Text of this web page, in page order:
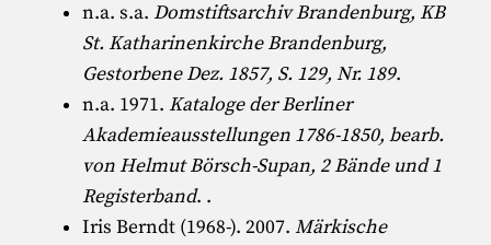
n.a. s.a. Domstiftsarchiv Brandenburg, KB
St. Katharinenkirche Brandenburg,
Gestorbene Dez. 1857, S. 129, Nr. 189.
n.a. 1971. Kataloge der Berliner
Akademieausstellungen 1786-1850, bearb.
von Helmut Börsch-Supan, 2 Bände und 1
Registerband. .
Iris Berndt (1968-). 2007.Märkische